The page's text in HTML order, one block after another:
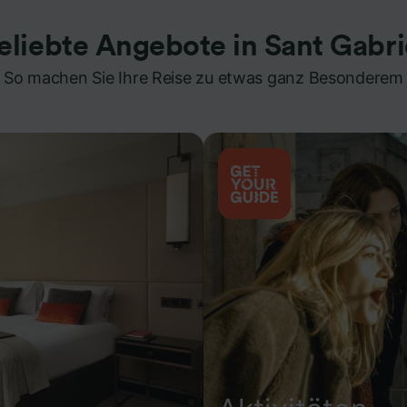
Angebote in Sant
So machen Sie Ihre Reise zu etwas ganz Besonderem